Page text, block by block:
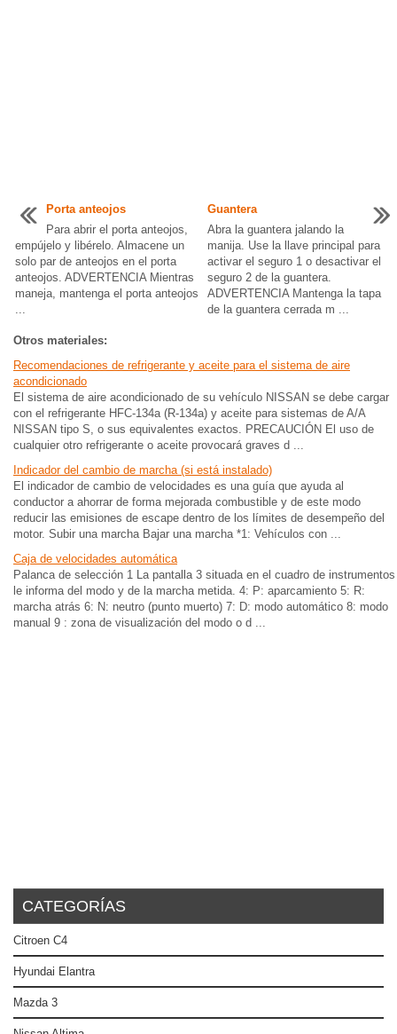
Porta anteojos
Para abrir el porta anteojos,
empújelo y libérelo. Almacene un
solo par de anteojos en el porta
anteojos. ADVERTENCIA Mientras
maneja, mantenga el porta anteojos
...
Guantera
Abra la guantera jalando la
manija. Use la llave principal para
activar el seguro 1 o desactivar el
seguro 2 de la guantera.
ADVERTENCIA Mantenga la tapa
de la guantera cerrada m ...
Otros materiales:
Recomendaciones de refrigerante y aceite para el sistema de aire
acondicionado
El sistema de aire acondicionado de su vehículo NISSAN se debe cargar
con el refrigerante HFC-134a (R-134a) y aceite para sistemas de A/A
NISSAN tipo S, o sus equivalentes exactos. PRECAUCIÓN El uso de
cualquier otro refrigerante o aceite provocará graves d ...
Indicador del cambio de marcha (si está instalado)
El indicador de cambio de velocidades es una guía que ayuda al
conductor a ahorrar de forma mejorada combustible y de este modo
reducir las emisiones de escape dentro de los límites de desempeño del
motor. Subir una marcha Bajar una marcha *1: Vehículos con ...
Caja de velocidades automática
Palanca de selección 1 La pantalla 3 situada en el cuadro de instrumentos
le informa del modo y de la marcha metida. 4: P: aparcamiento 5: R:
marcha atrás 6: N: neutro (punto muerto) 7: D: modo automático 8: modo
manual 9 : zona de visualización del modo o d ...
CATEGORÍAS
Citroen C4
Hyundai Elantra
Mazda 3